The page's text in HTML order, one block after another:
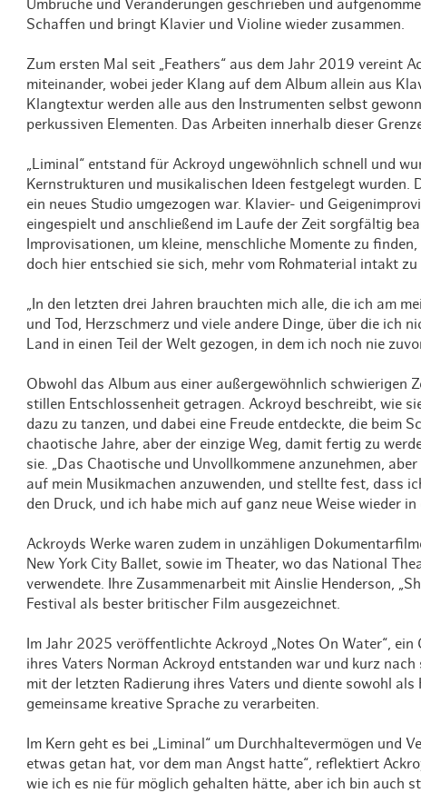
Umbrüche und Veränderungen geschrieben und
Schaffen und bringt Klavier und Violine wieder zusammen.
Zum ersten Mal seit „Feathers“ aus dem Jahr 2019 vereint
miteinander, wobei jeder Klang auf dem Album allein aus
Klangtextur werden alle aus den Instrumenten selbst
perkussiven Elementen. Das Arbeiten innerhalb dieser
„Liminal“ entstand für Ackroyd ungewöhnlich schnell und
Kernstrukturen und musikalischen Ideen festgelegt
ein neues Studio umgezogen war. Klavier- und
eingespielt und anschließend im Laufe der Zeit sorgfältig
Improvisationen, um kleine, menschliche Momente zu
doch hier entschied sie sich, mehr vom Rohmaterial intakt
„In den letzten drei Jahren brauchten mich alle, die ich am
und Tod, Herzschmerz und viele andere Dinge, über die ich
Land in einen Teil der Welt gezogen, in dem ich noch nie
Obwohl das Album aus einer außergewöhnlich schwierigen
stillen Entschlossenheit getragen. Ackroyd beschreibt, wie
dazu zu tanzen, und dabei eine Freude entdeckte, die beim
chaotische Jahre, aber der einzige Weg, damit fertig zu
sie. „Das Chaotische und Unvollkommene anzunehmen,
auf mein Musikmachen anzuwenden, und stellte fest, dass
den Druck, und ich habe mich auf ganz neue Weise wieder
Ackroyds Werke waren zudem in unzähligen
New York City Ballet, sowie im Theater, wo das National
verwendete. Ihre Zusammenarbeit mit Ainslie Henderson,
Festival als bester britischer Film ausgezeichnet.
Im Jahr 2025 veröffentlichte Ackroyd „Notes On Water“,
ihres Vaters Norman Ackroyd entstanden war und kurz
mit der letzten Radierung ihres Vaters und diente sowohl
gemeinsame kreative Sprache zu verarbeiten.
Im Kern geht es bei „Liminal“ um Durchhaltevermögen und
etwas getan hat, vor dem man Angst hatte“, reflektiert
wie ich es nie für möglich gehalten hätte, aber ich bin auch